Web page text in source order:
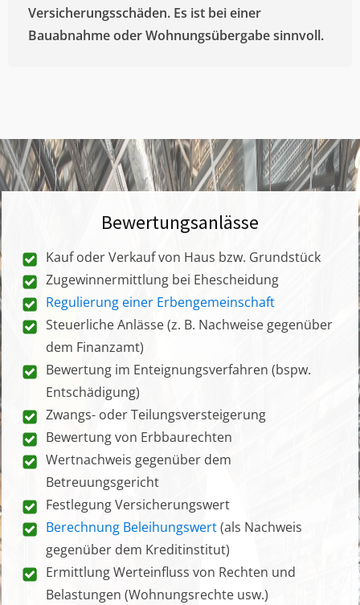
Versicherungsschäden. Es ist bei einer
Bauabnahme oder Wohnungsübergabe sinnvoll.
Bewertungsanlässe
Kauf oder Verkauf von Haus bzw. Grundstück
Zugewinnermittlung bei Ehescheidung
Regulierung einer Erbengemeinschaft
Steuerliche Anlässe (z. B. Nachweise gegenüber
dem Finanzamt)
Bewertung im Enteignungsverfahren (bspw.
Entschädigung)
Zwangs- oder Teilungsversteigerung
Bewertung von Erbbaurechten
Wertnachweis gegenüber dem
Betreuungsgericht
Festlegung Versicherungswert
Berechnung Beleihungswert(als Nachweis
gegenüber dem Kreditinstitut)
Ermittlung Werteinfluss von Rechten und
Belastungen (Wohnungsrechte usw.)